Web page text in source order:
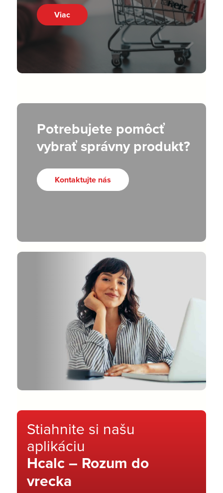
Viac
Potrebujete pomôcť
vybrať správny produkt?
Kontaktujte nás
Stiahnite si našu
aplikáciu
Hcalc – Rozum do
vrecka